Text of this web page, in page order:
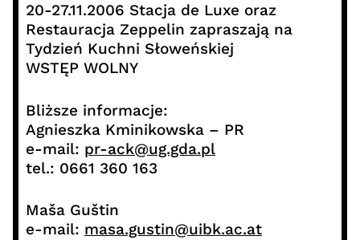
20-27.11.2006 Stacja de Luxe oraz
Restauracja Zeppelin zapraszają na
Tydzień Kuchni Słoweńskiej
WSTĘP WOLNY
Bliższe informacje:
Agnieszka Kminikowska – PR
e-mail: pr-ack@ug.gda.pl
tel.: 0661 360 163
Maša Guštin
e-mail: masa.gustin@uibk.ac.at